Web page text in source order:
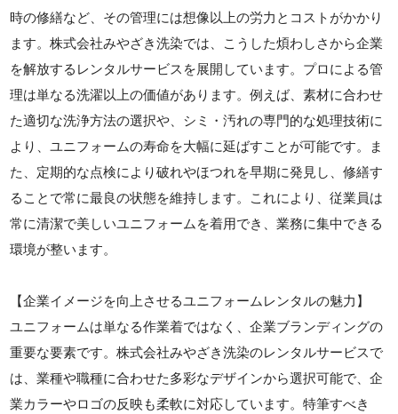
時の修繕など、その管理には想像以上の労力とコストがかかり
ます。株式会社みやざき洗染では、こうした煩わしさから企業
を解放するレンタルサービスを展開しています。プロによる管
理は単なる洗濯以上の価値があります。例えば、素材に合わせ
た適切な洗浄方法の選択や、シミ・汚れの専門的な処理技術に
より、ユニフォームの寿命を大幅に延ばすことが可能です。ま
た、定期的な点検により破れやほつれを早期に発見し、修繕す
ることで常に最良の状態を維持します。これにより、従業員は
常に清潔で美しいユニフォームを着用でき、業務に集中できる
環境が整います。
【企業イメージを向上させるユニフォームレンタルの魅力】
ユニフォームは単なる作業着ではなく、企業ブランディングの
重要な要素です。株式会社みやざき洗染のレンタルサービスで
は、業種や職種に合わせた多彩なデザインから選択可能で、企
業カラーやロゴの反映も柔軟に対応しています。特筆すべき